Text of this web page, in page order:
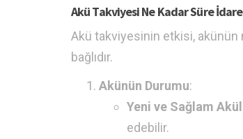
Akü Takviyesi Ne Kadar Süre
Akü takviyesinin etkisi, akünün
bağlıdır.
Akünün Durumu:
Yeni ve Sağlam
edebilir.